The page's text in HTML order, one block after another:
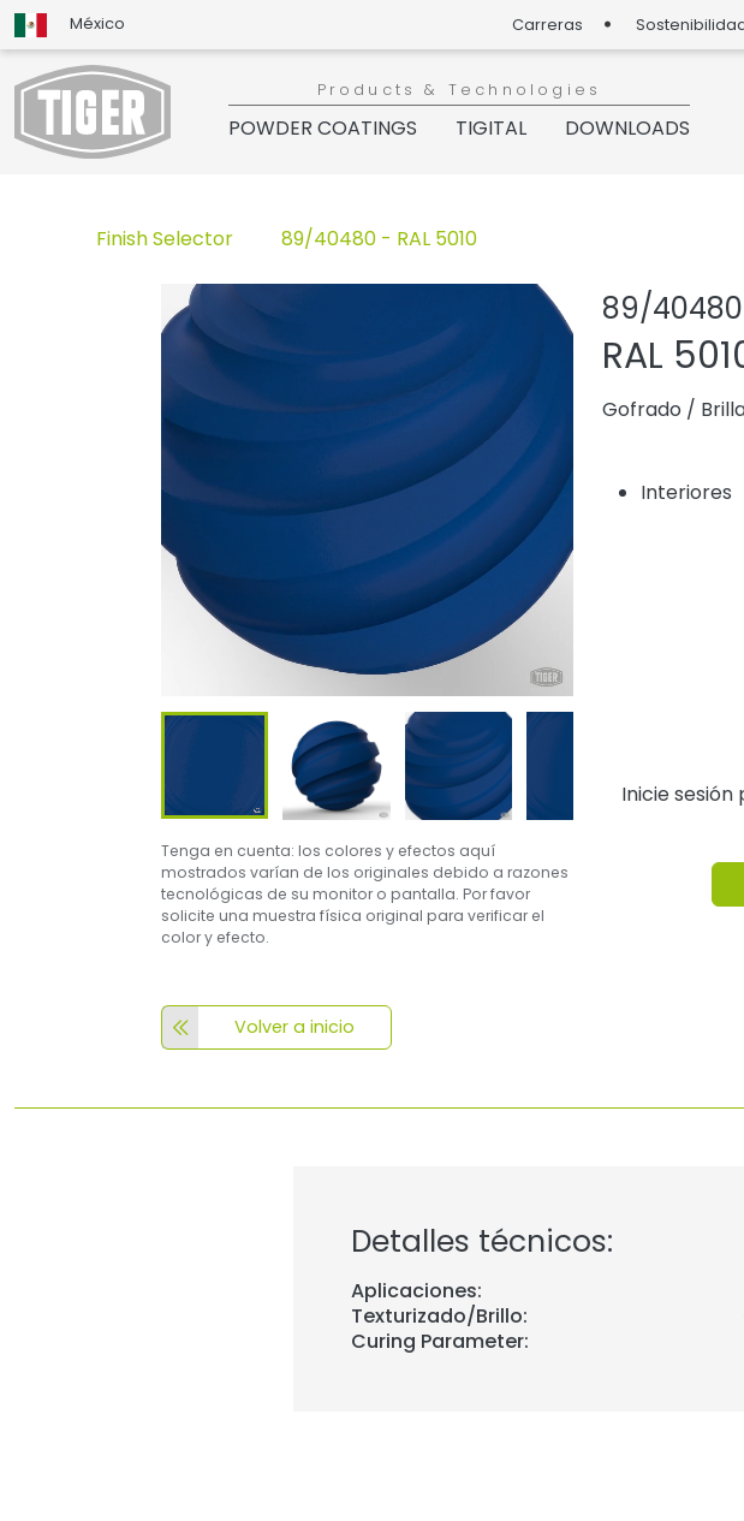
México Carreras
Products & Technologies
POWDER COATINGS TIGITAL DOWNLOADS
Finish Selector 89/40480 - RAL 5010
Tenga en cuenta: los colores y efectos aquí
mostrados varían de los originales debido a razones
tecnológicas de su monitor o pantalla. Por favor
solicite una muestra física original para verificar el
color y efecto.
Volver a inicio
89/40480
RAL
Gofrado /
Interiores
Inicie
Detalles técnicos:
Aplicaciones:
Texturizado/Brillo:
Curing Parameter: